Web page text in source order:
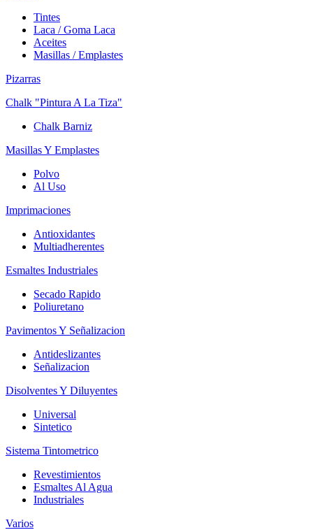
Tintes
Laca / Goma Laca
Aceites
Masillas / Emplastes
Pizarras
Chalk "Pintura A La Tiza"
Chalk Barniz
Masillas Y Emplastes
Polvo
Al Uso
Imprimaciones
Antioxidantes
Multiadherentes
Esmaltes Industriales
Secado Rapido
Poliuretano
Pavimentos Y Señalizacion
Antideslizantes
Señalizacion
Disolventes Y Diluyentes
Universal
Sintetico
Sistema Tintometrico
Revestimientos
Esmaltes Al Agua
Industriales
Varios